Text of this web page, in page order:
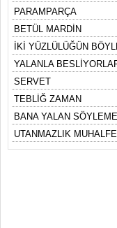
PARAMPARÇA
BETÜL MARDİN
İKİ YÜZLÜLÜĞÜN
YALANLA
SERVET
TEBLİĞ ZAMAN
BANA YALAN
UTANMAZLIK